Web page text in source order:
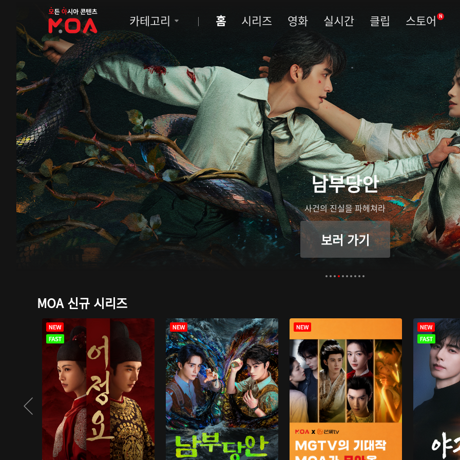
MOA
카테고리 홈 시리즈 영화 실시간 클립 스토어 N
남부당안
사건의 진실을 파헤쳐라
보러 가기
MOA 신규 시리즈